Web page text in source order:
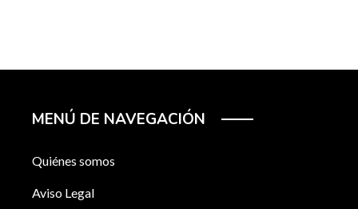
MENÚ DE NAVEGACIÓN
Quiénes somos
Aviso Legal